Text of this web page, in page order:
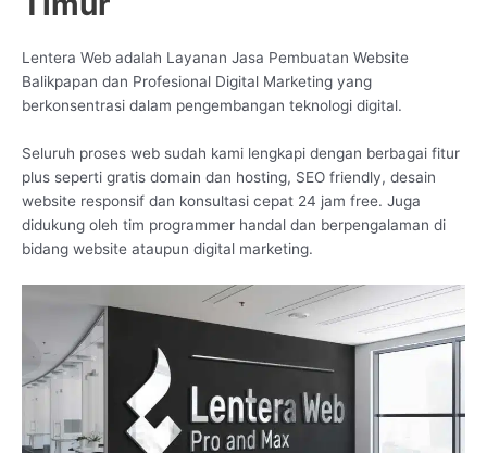
Lentera Web adalah Layanan Jasa Pembuatan Website
Balikpapan dan Profesional Digital Marketing yang
berkonsentrasi dalam pengembangan teknologi digital.
Seluruh proses web sudah kami lengkapi dengan berbagai fitur
plus seperti gratis domain dan hosting, SEO friendly, desain
website responsif dan konsultasi cepat 24 jam free. Juga
didukung oleh tim programmer handal dan berpengalaman di
bidang website ataupun digital marketing.